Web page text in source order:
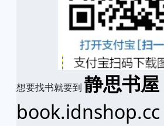
想要找书就要到 静思书屋
book.idnshop.cc